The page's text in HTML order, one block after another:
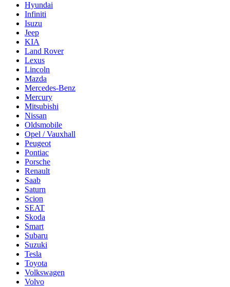
Hyundai
Infiniti
Isuzu
Jeep
KIA
Land Rover
Lexus
Lincoln
Mazda
Mercedes-Benz
Mercury
Mitsubishi
Nissan
Oldsmobile
Opel / Vauxhall
Peugeot
Pontiac
Porsche
Renault
Saab
Saturn
Scion
SEAT
Skoda
Smart
Subaru
Suzuki
Tesla
Toyota
Volkswagen
Volvo